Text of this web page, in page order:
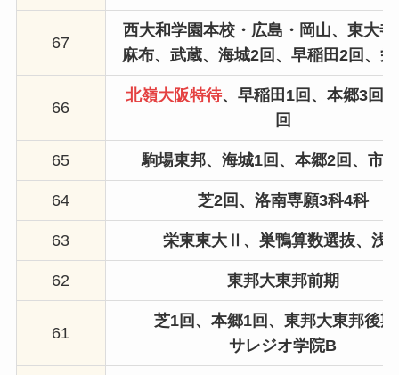
67
西大和学園本校・広島・岡山、 東大
麻布、武蔵、海城2回、早稲田2回、
66
北嶺大阪特待、 早稲田1回、本郷3回
回
65 駒場東邦、 海城1回、 本郷2回、 市
64 芝2回 、洛南専願3科4科
63 栄東東大Ⅱ、巣鴨算数選抜、 浅
62 東邦大東邦前期
61
芝1回、 本郷1回、 東邦大東邦後
サレジオ学院B